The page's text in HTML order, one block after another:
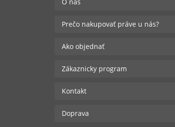
Prečo nakupovať práve u nás?
Ako objednať
Zákaznicky program
Kontakt
Doprava